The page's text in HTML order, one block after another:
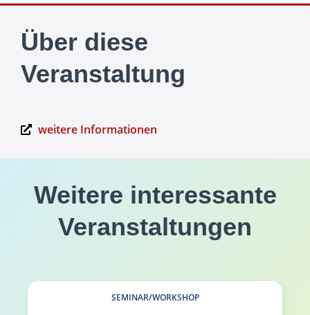
Über diese
Veranstaltung
weitere Informationen
Weitere interessante
Veranstaltungen
SEMINAR/WORKSHOP